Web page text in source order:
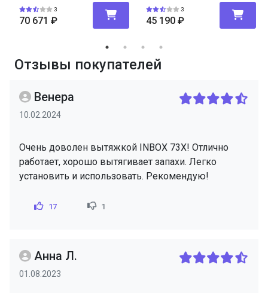
3
70 671 ₽
3
45 190 ₽
Отзывы покупателей
Венера
10.02.2024
Очень доволен вытяжкой INBOX 73X! Отлично
работает, хорошо вытягивает запахи. Легко
установить и использовать. Рекомендую!
17 1
Анна Л.
01.08.2023